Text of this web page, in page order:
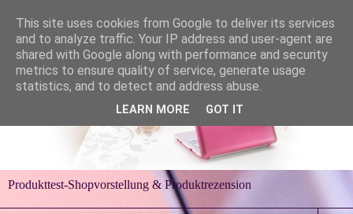
Produkttest-Shopvorstellung & Produktrezension
This site uses cookies from Google to deliver its services
and to analyze traffic. Your IP address and user-agent are
shared with Google along with performance and security
metrics to ensure quality of service, generate usage
statistics, and to detect and address abuse.
LEARN MORE GOT IT